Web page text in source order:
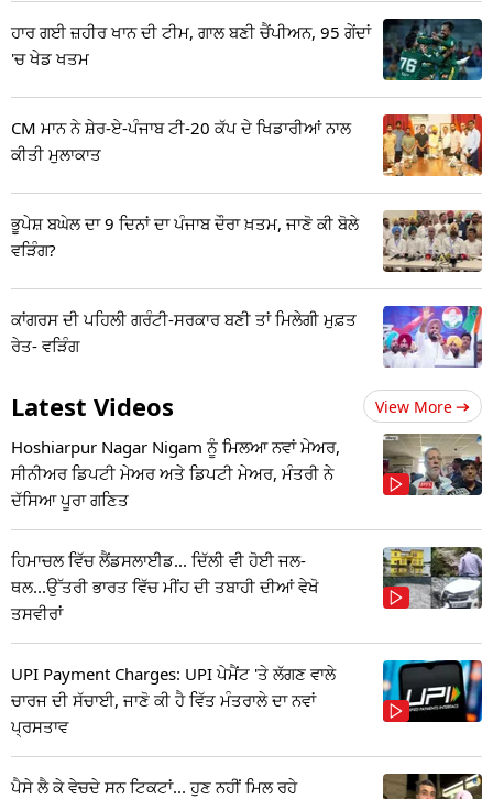
ਹਾਰ ਗਈ ਜ਼ਹੀਰ ਖਾਨ ਦੀ ਟੀਮ, ਗਾਲ ਬਣੀ ਚੈਂਪੀਅਨ, 95 ਗੇਂਦਾਂ
'ਚ ਖੇਡ ਖਤਮ
CM ਮਾਨ ਨੇ ਸ਼ੇਰ-ਏ-ਪੰਜਾਬ ਟੀ-20 ਕੱਪ ਦੇ ਖਿਡਾਰੀਆਂ ਨਾਲ
ਕੀਤੀ ਮੁਲਾਕਾਤ
ਭੂਪੇਸ਼ ਬਘੇਲ ਦਾ 9 ਦਿਨਾਂ ਦਾ ਪੰਜਾਬ ਦੌਰਾ ਖ਼ਤਮ, ਜਾਣੋ ਕੀ ਬੋਲੇ
ਵੜਿੰਗ?
ਕਾਂਗਰਸ ਦੀ ਪਹਿਲੀ ਗਰੰਟੀ-ਸਰਕਾਰ ਬਣੀ ਤਾਂ ਮਿਲੇਗੀ ਮੁਫ਼ਤ
ਰੇਤ- ਵੜਿੰਗ
Latest Videos View More
Hoshiarpur Nagar Nigam ਨੂੰ ਮਿਲਆ ਨਵਾਂ ਮੇਅਰ,
ਸੀਨੀਅਰ ਡਿਪਟੀ ਮੇਅਰ ਅਤੇ ਡਿਪਟੀ ਮੇਅਰ, ਮੰਤਰੀ ਨੇ
ਦੱਸਿਆ ਪੂਰਾ ਗਣਿਤ
ਹਿਮਾਚਲ ਵਿੱਚ ਲੈਂਡਸਲਾਈਡ... ਦਿੱਲੀ ਵੀ ਹੋਈ ਜਲ-
ਥਲ...ਉੱਤਰੀ ਭਾਰਤ ਵਿੱਚ ਮੀਂਹ ਦੀ ਤਬਾਹੀ ਦੀਆਂ ਵੇਖੋ
ਤਸਵੀਰਾਂ
UPI Payment Charges: UPI ਪੇਮੈਂਟ 'ਤੇ ਲੱਗਣ ਵਾਲੇ
ਚਾਰਜ ਦੀ ਸੱਚਾਈ, ਜਾਣੋ ਕੀ ਹੈ ਵਿੱਤ ਮੰਤਰਾਲੇ ਦਾ ਨਵਾਂ
ਪ੍ਰਸਤਾਵ
ਪੈਸੇ ਲੈ ਕੇ ਵੇਚਦੇ ਸਨ ਟਿਕਟਾਂ... ਹੁਣ ਨਹੀਂ ਮਿਲ ਰਹੇ